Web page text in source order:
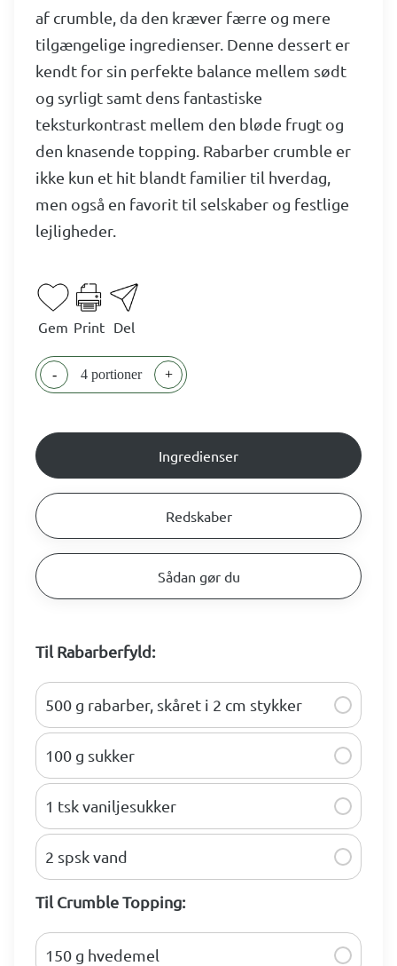
af crumble, da den kræver færre og mere
tilgængelige ingredienser. Denne dessert er
kendt for sin perfekte balance mellem sødt
og syrligt samt dens fantastiske
teksturkontrast mellem den bløde frugt og
den knasende topping. Rabarber crumble er
ikke kun et hit blandt familier til hverdag,
men også en favorit til selskaber og festlige
lejligheder.
Gem Print Del
- 4 portioner +
Ingredienser
Redskaber
Sådan gør du
Til Rabarberfyld:
500 g rabarber, skåret i 2 cm stykker
100 g sukker
1 tsk vaniljesukker
2 spsk vand
Til Crumble Topping:
150 g hvedemel